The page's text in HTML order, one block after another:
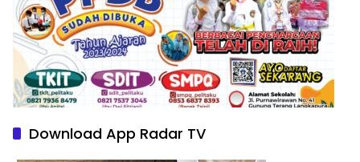
Download App Radar TV